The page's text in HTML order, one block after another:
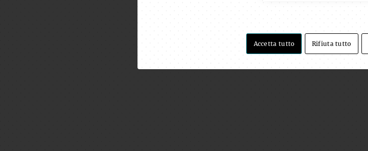
Accetta tutto Rifiuta tutto